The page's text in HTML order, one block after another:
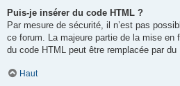
Puis-je insérer du code HTML ?
Par mesure de sécurité, il n’est pas
ce forum. La majeure partie de la mise en
du code HTML peut être remplacée par du
Haut